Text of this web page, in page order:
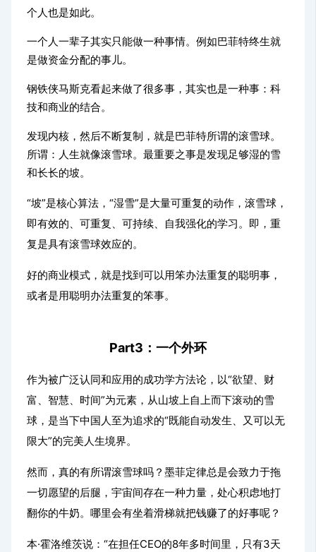
个人也是如此。
一个人一辈子其实只能做一种事情。例如巴菲特终生就
是做资金分配的事儿。
钢铁侠马斯克看起来做了很多事，其实也是一种事：科
技和商业的结合。
发现内核，然后不断复制，就是巴菲特所谓的滚雪球。
所谓：人生就像滚雪球。最重要之事是发现足够湿的雪
和长长的坡。
“坡”是核心算法，“湿雪”是大量可重复的动作，滚雪球，
即有效的、可重复、可持续、自我强化的学习。即，重
复是具有滚雪球效应的。
好的商业模式，就是找到可以用笨办法重复的聪明事，
或者是用聪明办法重复的笨事。
Part3： 一个外环
作为被广泛认同和应用的成功学方法论，以“欲望、财
富、智慧、时间”为元素，从山坡上自上而下滚动的雪
球，是当下中国人至为追求的“既能自动发生、又可以无
限大”的完美人生境界。
然而，真的有所谓滚雪球吗？墨菲定律总是会致力于拖
一切愿望的后腿，宇宙间存在一种力量，处心积虑地打
翻你的牛奶。哪里会有坐着滑梯就把钱赚了的好事呢？
本·霍洛维茨说：“在担任CEO的8年多时间里，只有3天